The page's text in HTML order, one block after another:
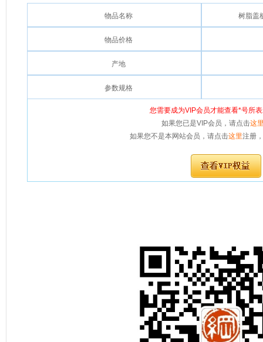
物品名称 树脂盖
物品价格
产地
参数规格
您需要成为VIP会员才能查看*号所
如果您已是VIP会员，请点击这
如果您不是本网站会员，请点击这里注册